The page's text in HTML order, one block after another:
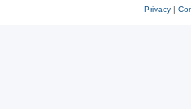
Privacy |